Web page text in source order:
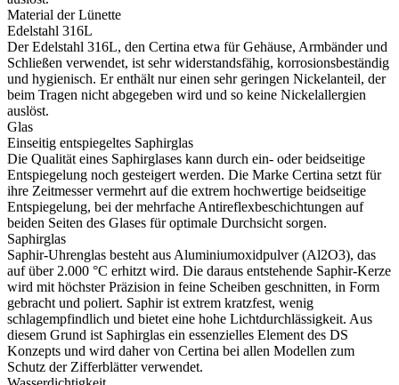
Material der Lünette
Edelstahl 316L
Der Edelstahl 316L, den Certina etwa für Gehäuse, Armbänder und
Schließen verwendet, ist sehr widerstandsfähig, korrosionsbeständig
und hygienisch. Er enthält nur einen sehr geringen Nickelanteil, der
beim Tragen nicht abgegeben wird und so keine Nickelallergien
auslöst.
Glas
Einseitig entspiegeltes Saphirglas
Die Qualität eines Saphirglases kann durch ein- oder beidseitige
Entspiegelung noch gesteigert werden. Die Marke Certina setzt für
ihre Zeitmesser vermehrt auf die extrem hochwertige beidseitige
Entspiegelung, bei der mehrfache Antireflexbeschichtungen auf
beiden Seiten des Glases für optimale Durchsicht sorgen.
Saphirglas
Saphir-Uhrenglas besteht aus Aluminiumoxidpulver (Al2O3), das
auf über 2.000 °C erhitzt wird. Die daraus entstehende Saphir-Kerze
wird mit höchster Präzision in feine Scheiben geschnitten, in Form
gebracht und poliert. Saphir ist extrem kratzfest, wenig
schlagempfindlich und bietet eine hohe Lichtdurchlässigkeit. Aus
diesem Grund ist Saphirglas ein essenzielles Element des DS
Konzepts und wird daher von Certina bei allen Modellen zum
Schutz der Zifferblätter verwendet.